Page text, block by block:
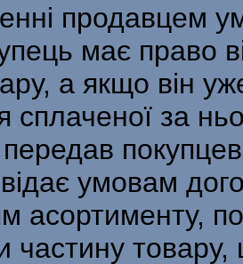
продавцем
має право
а якщо він
сплаченої за
умовам
асортименту,
частину